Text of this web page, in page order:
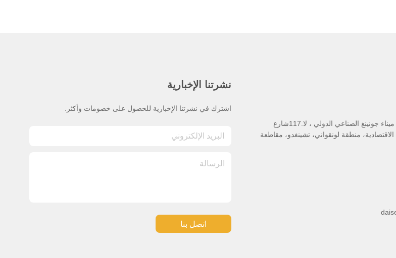
لا، لا، لا5، المبنى 11 ، ميناء جونينغ الصناعي الدولي ، لا.117شارع
الاقتصادية، منطقة لونقواني، تشينغدو، مقاطعة
نشرتنا الإخبارية
اشترك في نشرتنا الإخبارية للحصول على خصومات وأكثر.
اتصل بنا